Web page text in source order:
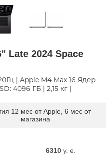
Late 2024 Space
| Apple M4 Max 16 Ядер
4096 ГБ | 2,15 кг |
12 мес от Apple, 6 мес от
магазина
6310 y. e.